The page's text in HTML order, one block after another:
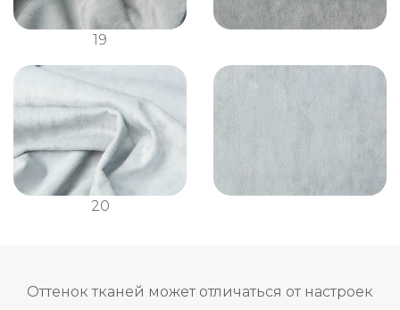
19
20
Оттенок тканей может отличаться от настроек